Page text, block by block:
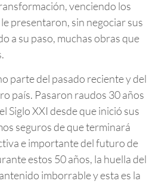
venciendo los
presentaron, sin negociar sus
a su paso, muchas obras que
parte del pasado reciente y del
país. Pasaron raudos 30 años
Siglo XXI desde que inició sus
seguros de que terminará
e importante del futuro de
estos 50 años, la huella del
imborrable y esta es la